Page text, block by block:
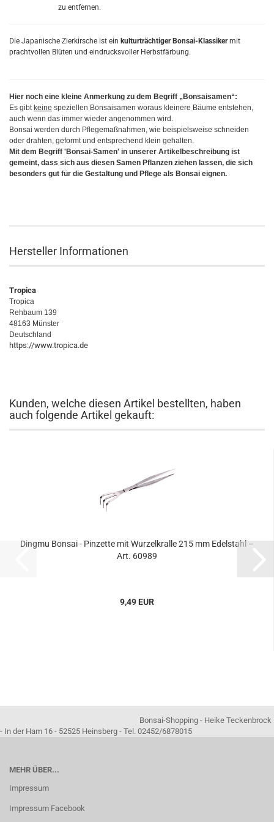
zu entfernen.
Die Japanische Zierkirsche ist ein kulturträchtiger Bonsai-Klassikermit
prachtvollen Blüten und eindrucksvoller Herbstfärbung.
Hier noch eine kleine Anmerkung zu dem Begriff „Bonsaisamen“:
Es gibt keine speziellen Bonsaisamen woraus kleinere Bäume entstehen,
auch wenn das immer wieder angenommen wird.
Bonsai werden durch Pflegemaßnahmen, wie beispielsweise schneiden
oder drahten, geformt und entsprechend klein gehalten.
Mit dem Begriff 'Bonsai-Samen' in unserer Artikelbeschreibung ist
gemeint, dass sich aus diesen Samen Pflanzen ziehen lassen, die sich
besonders gut für die Gestaltung und Pflege als Bonsai eignen.
Hersteller Informationen
Tropica
Tropica
Rehbaum 139
48163 Münster
Deutschland
https://www.tropica.de
Kunden, welche diesen Artikel bestellten, haben
auch folgende Artikel gekauft:
Dingmu Bonsai - Pinzette mit Wurzelkralle 215 mm Edelstahl –
Art. 60989
9,49 EUR
Bonsai-Shopping - Heike Teckenbrock
- In der Ham 16 - 52525 Heinsberg - Tel. 02452/6878015
MEHR ÜBER...
Impressum
Impressum Facebook